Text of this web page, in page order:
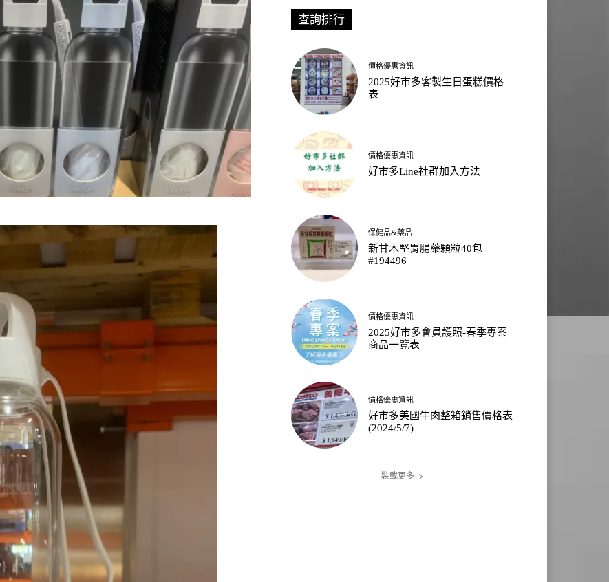
查詢排行
價格優惠資訊
2025好市多客製生日蛋糕價格
表
價格優惠資訊
好市多Line社群加入方法
保健品&藥品
新甘木堅胃腸藥顆粒40包
#194496
價格優惠資訊
2025好市多會員護照-春季專案
商品一覽表
價格優惠資訊
好市多美國牛肉整箱銷售價格表
(2024/5/7)
裝載更多